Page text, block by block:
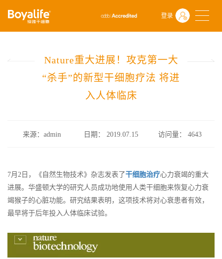
登录
首页 什么是干细胞
前沿动态
Nature重大进展！攻克第一大“杀手”的新型干细胞疗法 将进入人体临床
Nature重大进展！攻克第一大
“杀手”的新型干细胞疗法 将进
入人体临床
来源：admin 日期： 2019.07.15 访问量：4643
7月2日，《自然生物技术》杂志发表了干细胞治疗心力衰竭的重大
进展。华盛顿大学的研究人员成功地使用人类干细胞来恢复心力衰
竭猴子的心脏功能。研究结果表明，这项技术将对心衰患者有效，
最早将于后年投入人体临床试验。